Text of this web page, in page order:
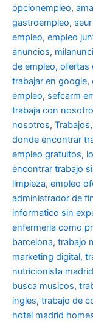
opcionempleo,
gastroempleo,
empleo, empleo
anuncios,
de empleo, ofertas
trabajar en google,
empleo, sefcarm
trabaja con
nosotros, Trabajos,
donde encontrar
empleo gratuitos,
encontrar trabajo
limpieza, empleo
administrador de
informatico sin
enfermeria como
barcelona, trabajo
marketing digital,
nutricionista madrid
busca musicos,
ingles, trabajo de
hotel madrid